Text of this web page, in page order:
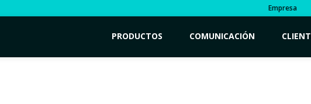
Empresa
PRODUCTOS COMUNICACIÓN